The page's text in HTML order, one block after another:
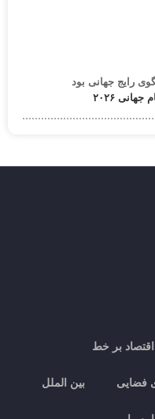
رایج جهانی بود
۲۰۲۶
اقتصاد بر خط
فضایی بین الملل